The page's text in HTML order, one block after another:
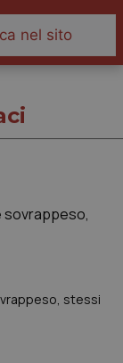
stessi